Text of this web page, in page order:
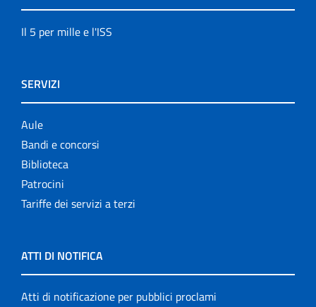
Il 5 per mille e l'ISS
SERVIZI
Aule
Bandi e concorsi
Biblioteca
Patrocini
Tariffe dei servizi a terzi
ATTI DI NOTIFICA
Atti di notificazione per pubblici proclami